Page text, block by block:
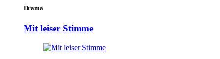
Drama
Mit leiser Stimme